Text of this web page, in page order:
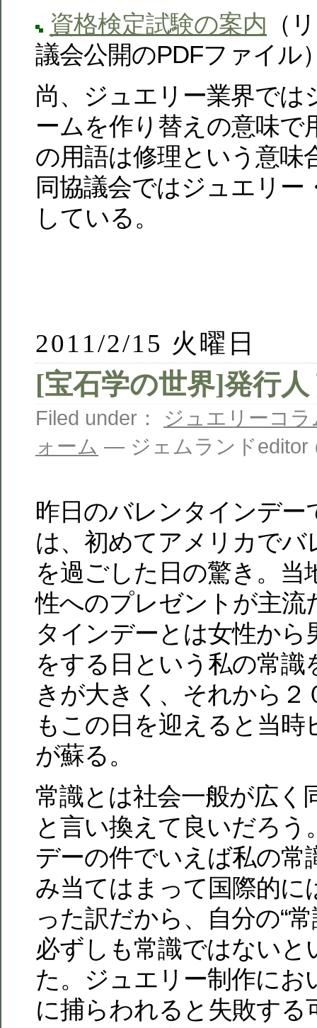
資格検定試験の案内 （
議会公開のPDFファイル
尚、ジュエリー業界では
ームを作り替えの意味で
の用語は修理という意味
同協議会ではジュエリー
している。
2011/2/15 火曜日
[宝石学の世界]発行人
Filed under： ジュエリーコラ
ォーム — ジェムランドeditor
昨日のバレンタインデー
は、初めてアメリカでバ
を過ごした日の驚き。当
性へのプレゼントが主流
タインデーとは女性から
をする日という私の常識
きが大きく、それから２
もこの日を迎えると当時
が蘇る。
常識とは社会一般が広く
と言い換えて良いだろう
デーの件でいえば私の常
み当てはまって国際的に
った訳だから、自分の“
必ずしも常識ではないと
た。ジュエリー制作にお
に捕らわれると失敗する